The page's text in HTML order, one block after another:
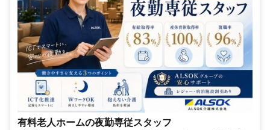
有料老人ホームの夜勤専従スタッフ